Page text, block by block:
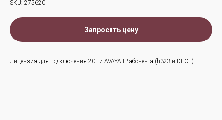
SKU: 275620
Запросить цену
Лицензия для подключения 20-ти AVAYA IP абонента (h323 и DECT).